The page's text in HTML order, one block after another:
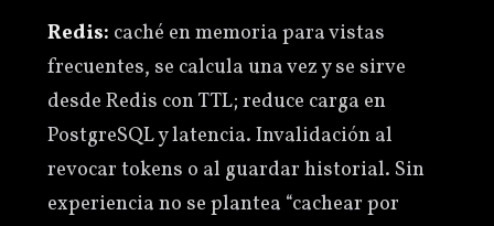
Redis: caché en memoria para vistas
frecuentes, se calcula una vez y se sirve
desde Redis con TTL; reduce carga en
PostgreSQL y latencia. Invalidación al
revocar tokens o al guardar historial. Sin
experiencia no se plantea “cachear por